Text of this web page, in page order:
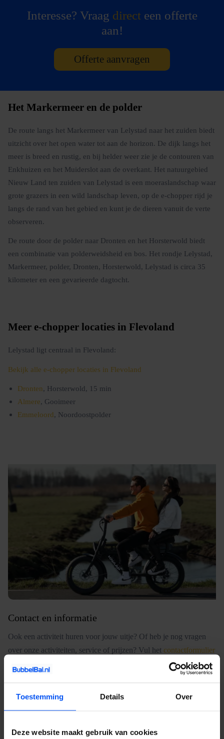
Toestemming Details Over
Deze website maakt gebruik van cookies
Interesse? Vraag directeen offerte
aan!
Offerte aanvragen
Het Markermeer en de polder
De route langs het Markermeer van Lelystad naar het zuiden biedt
uitzicht over het open water tot aan de horizon. De dijk langs het
meer is breed en rustig, en bij helder weer zie je de contouren van
Enkhuizen en het Muiderslot aan de overkant. Het natuurgebied
Nieuw Land ten zuiden van Lelystad is een moeraslandschap waar
grote grazers in een wild landschap leven, op de e-chopper rijd je
langs de rand van het gebied en kunt je de dieren vanuit de verte
observeren.
De route door de polder naar Dronten en het Horsterwold biedt
een combinatie van polderweidsheid en bos. Het rondje Lelystad,
Markermeer, polder, Dronten, Horsterwold, Lelystad is circa 35
kilometer en een gevarieerde dagtocht.
Meer e-chopper locaties in Flevoland
Lelystad ligt centraal in Flevoland:
Bekijk alle e-chopper locaties in Flevoland
Dronten, Horsterwold, 15 min
Almere, Gooimeer
Emmeloord, Noordoostpolder
Contact en informatie
Ook een activiteit huren voor jouw uitje? Of heb je nog vragen
over onze activiteiten, service of prijzen? Vul het contactformulier
in. Dan nemen wij zo snel mogelijk contact met je op. Wij
vertellen je alles over de mogelijkheden en denken graag met je